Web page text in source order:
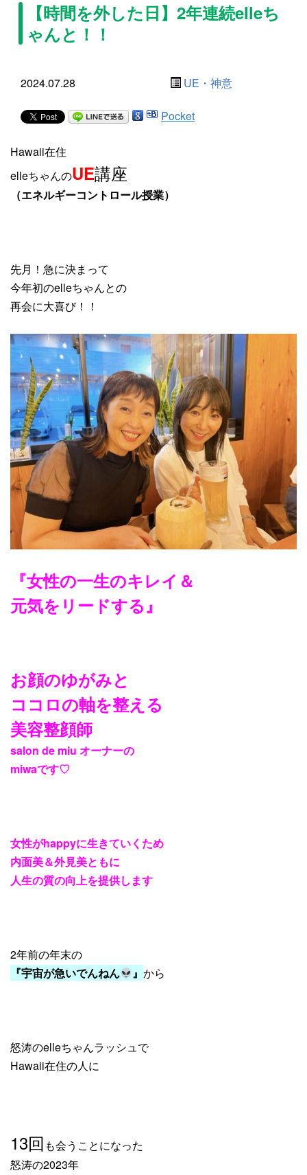
【時間を外した日】2年連続elleち
ゃんと！！
2024.07.28 UE・神意
Pocket
Hawaii在住
elleちゃんのUE講座
（エネルギーコントロール授業）
先月！急に決まって
今年初のelleちゃんとの
再会に大喜び！！
『女性の一生のキレイ＆
元気をリードする』
お顔のゆがみと
ココロの軸を整える
美容整顔師
salon de miu オーナーの
miwaです♡
女性がhappyに生きていくため
内面美＆外見美ともに
人生の質の向上を提供します
2年前の年末の
『宇宙が急いでんねん
』から
怒涛のelleちゃんラッシュで
Hawaii在住の人に
13回 も会うことになった
怒涛の2023年